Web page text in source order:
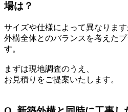
場は？
サイズや仕様によって異なります
外構全体とのバランスを考えた
す。
まずは現地調査のうえ、
お見積りをご提案いたします。